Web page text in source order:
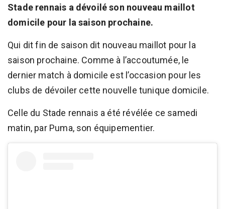
Stade rennais a dévoilé son nouveau maillot
domicile pour la saison prochaine.
Qui dit fin de saison dit nouveau maillot pour la
saison prochaine. Comme à l’accoutumée, le
dernier match à domicile est l’occasion pour les
clubs de dévoiler cette nouvelle tunique domicile.
Celle du Stade rennais a été révélée ce samedi
matin, par Puma, son équipementier.